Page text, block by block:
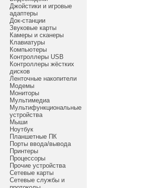
Джойстики и игровые
адаптеры
Док-станции
Звуковые карты
Камеры и сканеры
Клавиатуры
Компьютеры
Контроллеры USB
Контроллеры жёстких
дисков
Ленточные накопители
Модемы
Мониторы
Мультимедиа
Мультифункциональные
устройства
Мыши
Ноутбук
Планшетные ПК
Порты ввода/вывода
Принтеры
Процессоры
Прочие устройства
Сетевые карты
Сетевые службы и